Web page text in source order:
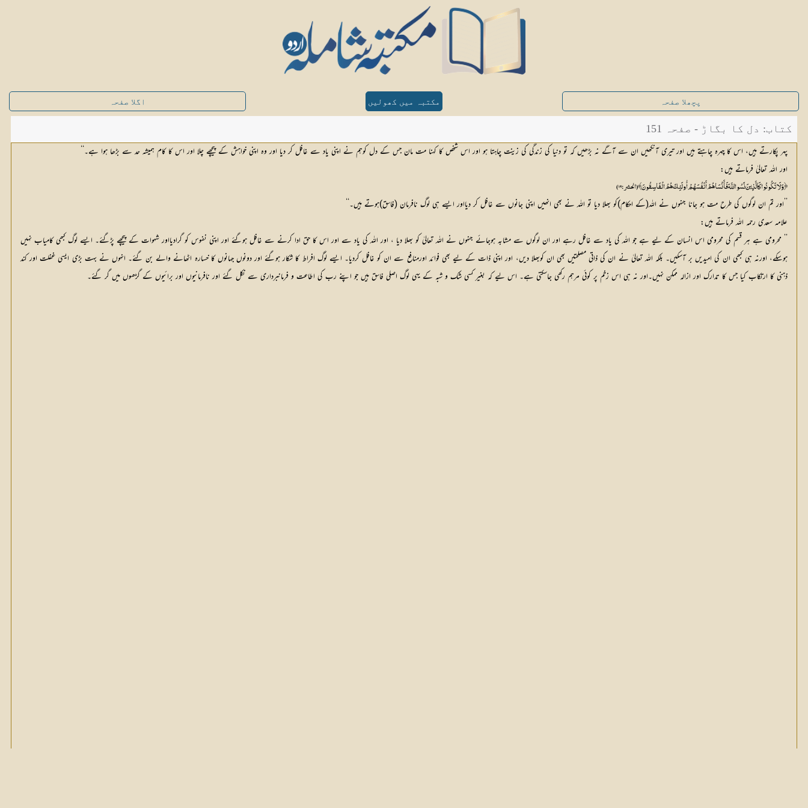
پچھلا صفحہ مکتبہ میں کھولیں اگلا صفحہ
کتاب: دل کا بگاڑ - صفحہ 151
پہر پکارتے ہیں، اس کا چہرہ چاہتے ہیں اور تیری آنکھیں ان سے آگے نہ بڑھیں کہ تو دنیا کی زندگی کی زینت چاہتا ہو اور اس شخص کا کہنا مت مان جس کے دل کوہم نے اپنی یاد سے غافل کر دیا اور وہ اپنی خواہش کے پیچھے چلا اور اس کا کام ہمیشہ حد سے بڑھا ہوا ہے۔‘‘
اور اللہ تعالیٰ فرماتے ہیں:
﴿ وَلَا تَكُونُوا كَالَّذِينَ نَسُوا اللَّهَ فَأَنْسَاهُمْ أَنْفُسَهُمْ أُولَئِكَ هُمُ الْفَاسِقُونَ ﴾ (الحشر:۱۹)
’’اور تم ان لوگوں کی طرح مت ہو جانا جنہوں نے اللہ(کے احکام)کو بھلا دیا تو اللہ نے بھی انھیں اپنی جانوں سے غافل کر دیااور ایسے ہی لوگ نافرمان (فاسق)ہوتے ہیں۔‘‘
علامہ سعدی رحمہ اللہ فرماتے ہیں:
’’ محرومی ہے ہر قسم کی محرومی اس انسان کے لیے ہے جو اللہ کی یاد سے غافل رہے اور ان لوگوں سے مشابہ ہوجائے جنہوں نے اللہ تعالیٰ کو بھلا دیا ، اور اللہ کی یاد سے اور اس کا حق ادا کرنے سے غافل ہوگئے اور اپنی نفوس کو گرادیااور شہوات کے پیچھے پڑگئے۔ ایسے لوگ کبھی کامیاب نہیں
ہوسکے، اورنہ ہی کبھی ان کی امیدیں بر آسکیں۔ بلکہ اللہ تعالیٰ نے ان کی ذاتی مصلحتیں بھی ان کوبھلا دیں، اور اپنی ذات کے لیے بھی فوائد اورمنافع سے ان کو غافل کردیا۔ ایسے لوگ افراط کا شکار ہوگئے اور دونوں جہانوں کا خسارہ اٹھانے والے بن گئے۔ انہوں نے بہت بڑی ایسی غفلت اور کند
ذہنی کا ارتکاب کیا جس کا تدارک اور ازالہ ممکن نہیں۔اور نہ ہی اس زخم پر کوئی مرہم رکھی جاسکتی ہے۔ اس لیے کہ بغیر کسی شک و شبہ کے یہی لوگ اصلی فاسق ہیں جو اپنے رب کی اطاعت و فرمانبرداری سے نکل گئے اور نافرمانیوں اور برائیوں کے گڑھوں میں گر گئے۔